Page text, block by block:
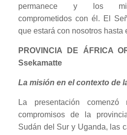
permanece y los
comprometidos con él. El
que estará con nosotros hasta
PROVINCIA DE ÁFRICA
Ssekamatte
La misión en el contexto de
La presentación comenzó
compromisos de la
Sudán del Sur y Uganda, las